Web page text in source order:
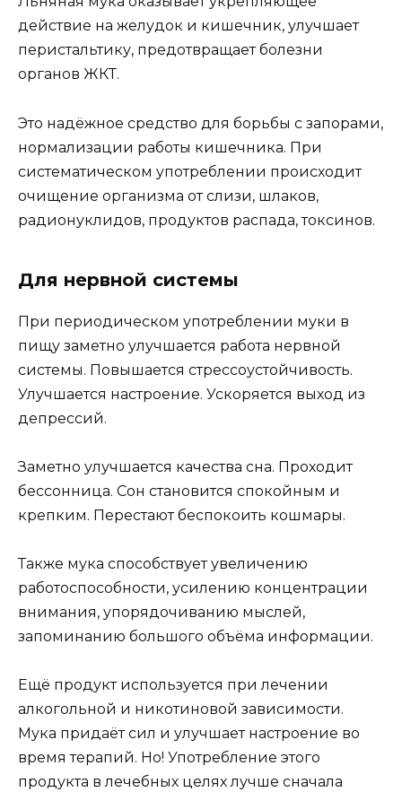
действие на желудок и кишечник, улучшает
перистальтику, предотвращает болезни
органов ЖКТ.
Это надёжное средство для борьбы с запорами,
нормализации работы кишечника. При
систематическом употреблении происходит
очищение организма от слизи, шлаков,
радионуклидов, продуктов распада, токсинов.
Для нервной системы
При периодическом употреблении муки в
пищу заметно улучшается работа нервной
системы. Повышается стрессоустойчивость.
Улучшается настроение. Ускоряется выход из
депрессий.
Заметно улучшается качества сна. Проходит
бессонница. Сон становится спокойным и
крепким. Перестают беспокоить кошмары.
Также мука способствует увеличению
работоспособности, усилению концентрации
внимания, упорядочиванию мыслей,
запоминанию большого объёма информации.
Ещё продукт используется при лечении
алкогольной и никотиновой зависимости.
Мука придаёт сил и улучшает настроение во
время терапий. Но! Употребление этого
продукта в лечебных целях лучше сначала